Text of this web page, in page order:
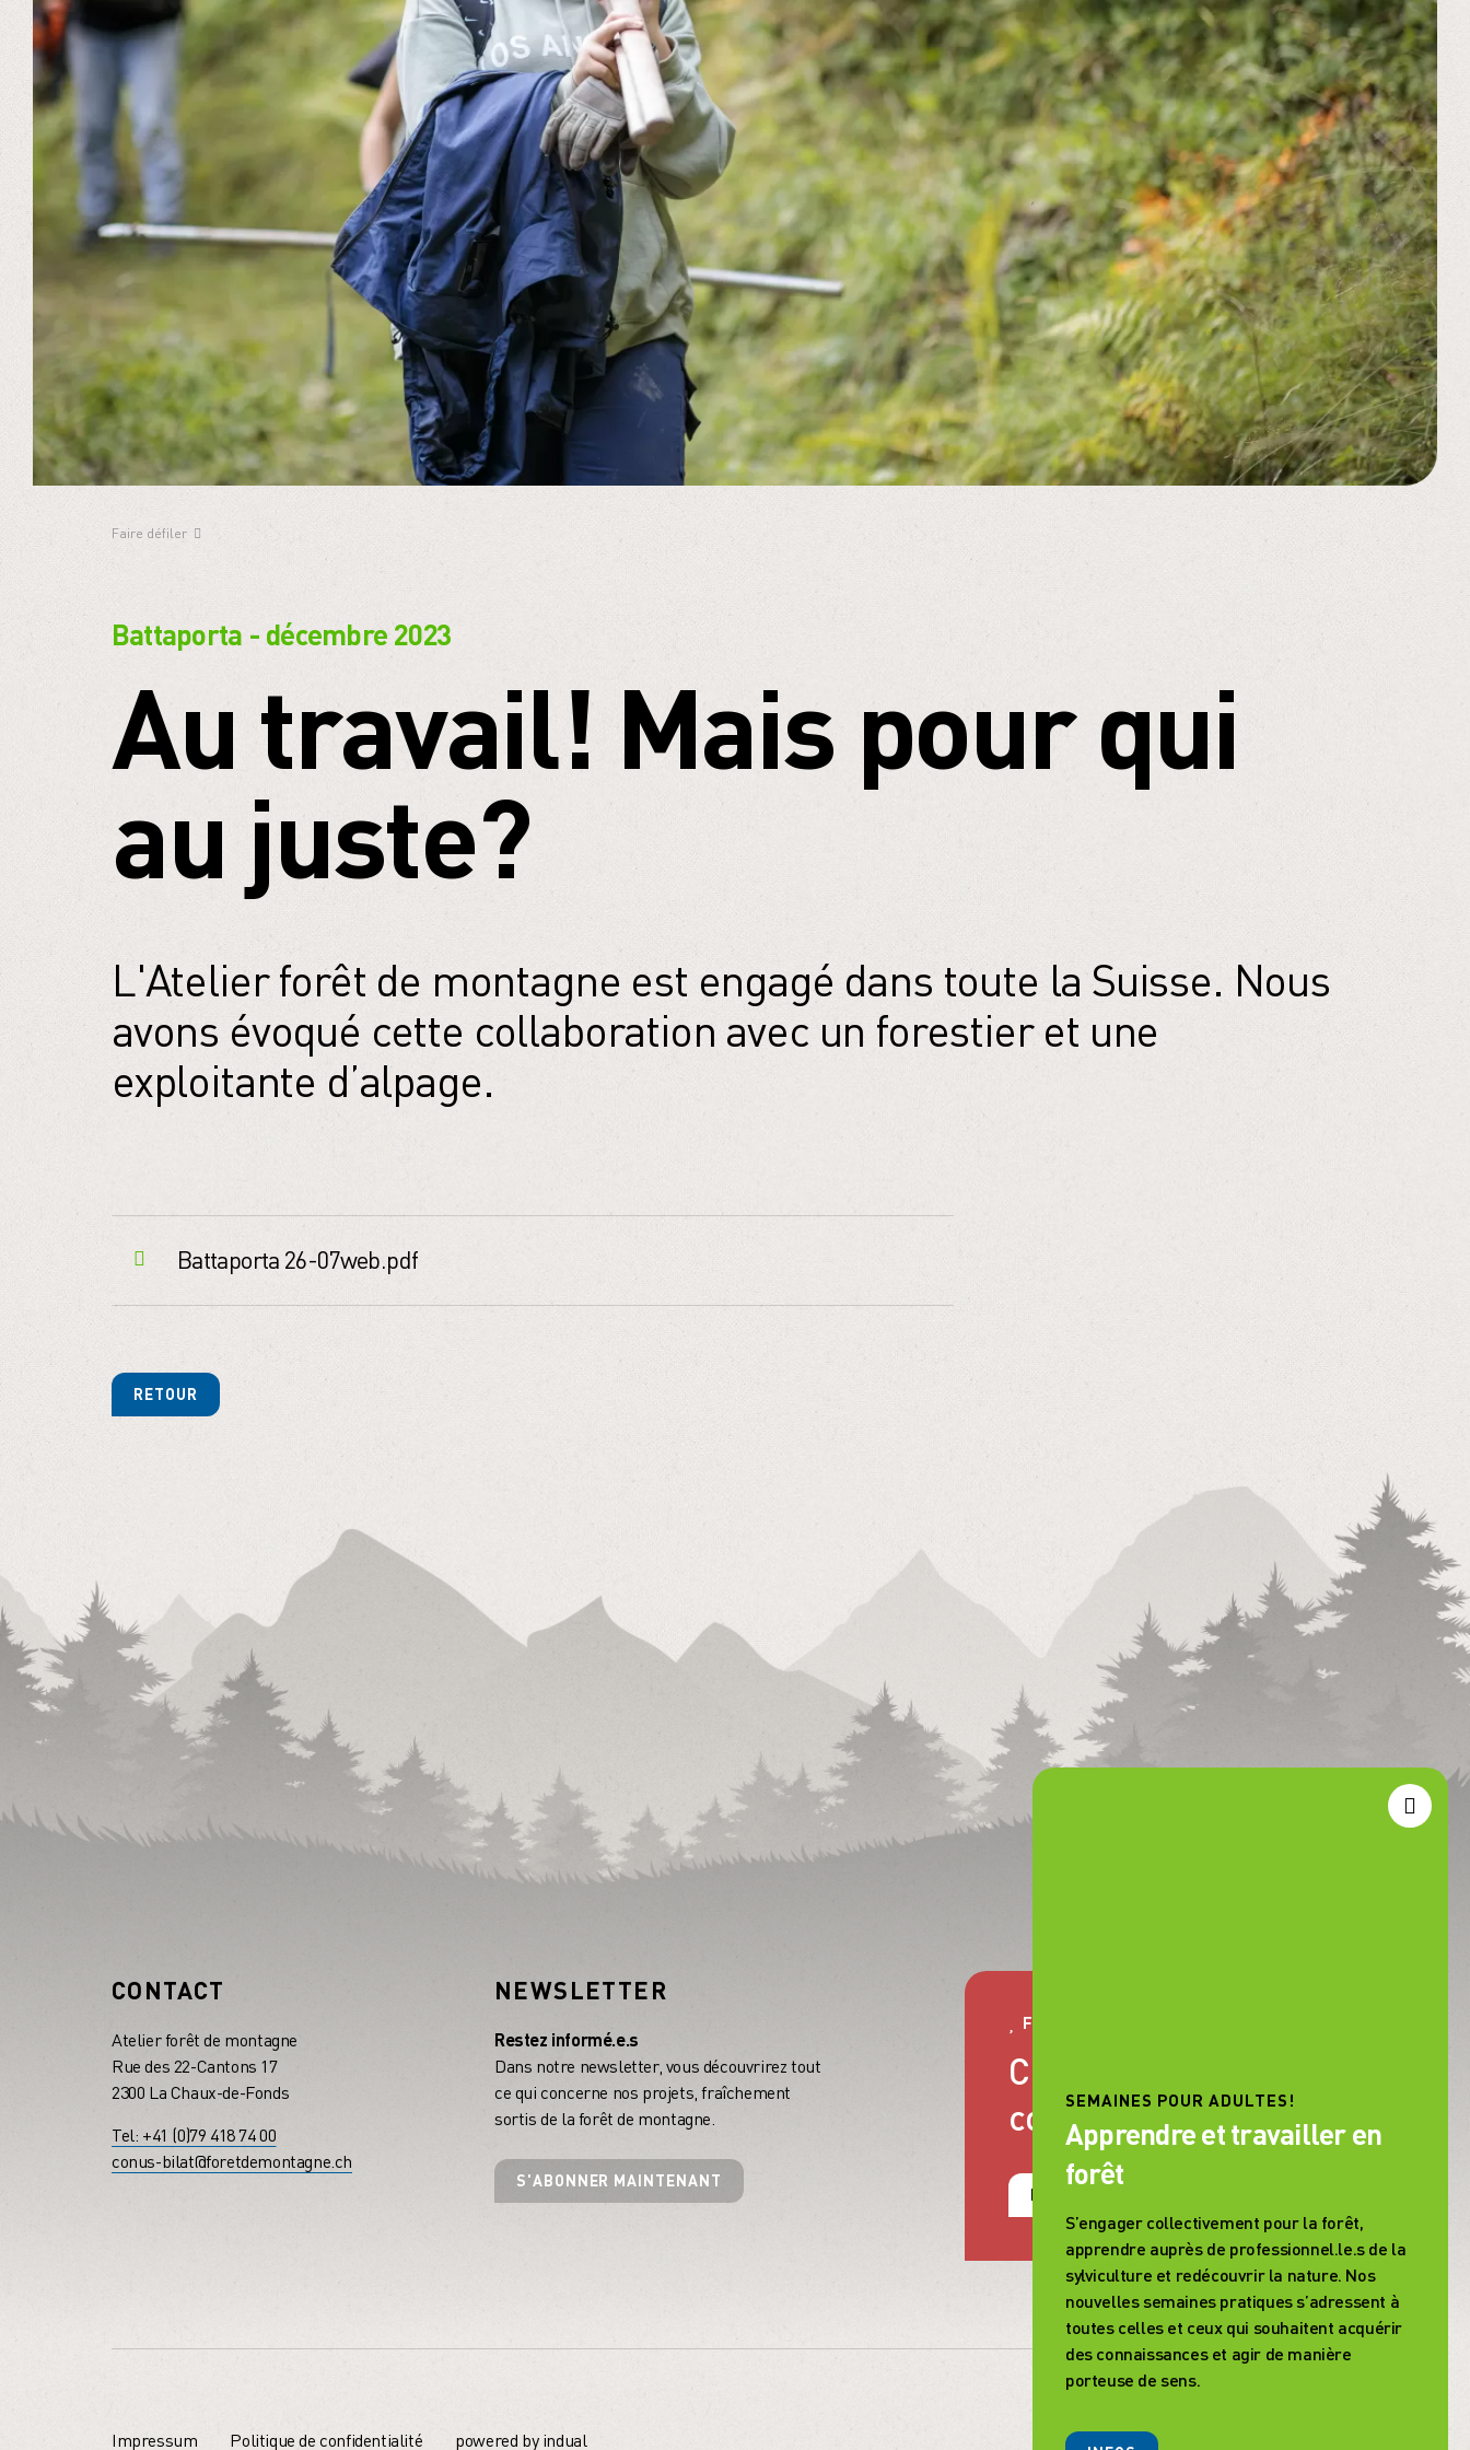
Faire défiler
Battaporta - décembre 2023
Au travail! Mais pour qui
au juste?
L'Atelier forêt de montagne est engagé dans toute la Suisse. Nous
avons évoqué cette collaboration avec un forestier et une
exploitante d’alpage.
Battaporta 26-07web.pdf
RETOUR
SEMAINES POUR ADULTES!
Apprendre et travailler en
forêt
S’engager collectivement pour la forêt,
apprendre auprès de professionnel.le.s de la
sylviculture et redécouvrir la nature. Nos
nouvelles semaines pratiques s’adressent à
toutes celles et ceux qui souhaitent acquérir
des connaissances et agir de manière
porteuse de sens.
CONTACT
Atelier forêt de montagne
Rue des 22-Cantons 17
2300 La Chaux-de-Fonds
Tel: +41 (0)79 418 74 00
conus-bilat@foretdemontagne.ch
NEWSLETTER
Restez informé.e.s
Dans notre newsletter, vous découvrirez tout
ce qui concerne nos projets, fraîchement
sortis de la forêt de montagne.
S'ABONNER MAINTENANT
FAIRE UN DON
Chaque soutien
compte
NOUS SOUTENIR
Impressum Politique de confidentialité powered by indual